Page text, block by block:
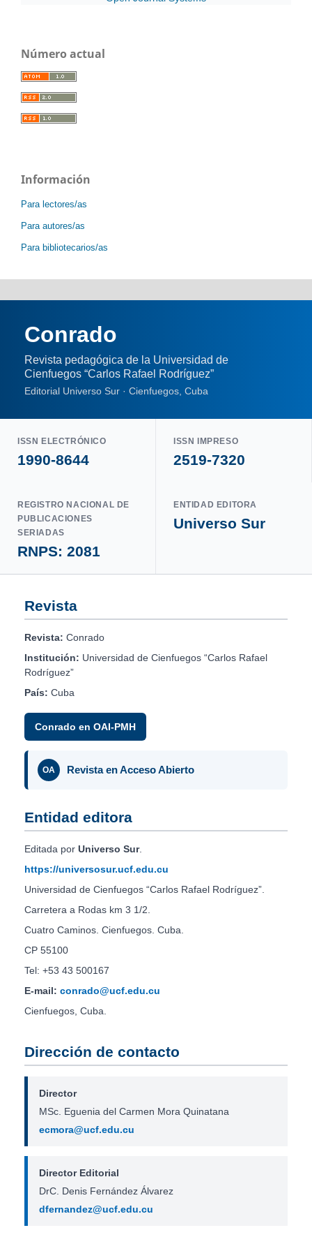
Número actual
Información
Para lectores/as
Para autores/as
Para bibliotecarios/as
Conrado
Revista pedagógica de la Universidad de
Cienfuegos “Carlos Rafael Rodríguez”
Editorial Universo Sur · Cienfuegos, Cuba
ISSN ELECTRÓNICO
1990-8644
ISSN IMPRESO
2519-7320
REGISTRO NACIONAL DE
PUBLICACIONES
SERIADAS
RNPS: 2081
ENTIDAD EDITORA
Universo Sur
Revista
Revista: Conrado
Institución: Universidad de Cienfuegos “Carlos Rafael
Rodríguez”
País: Cuba
Conrado en OAI-PMH
OA Revista en Acceso Abierto
Entidad editora
Editada por Universo Sur.
https://universosur.ucf.edu.cu
Universidad de Cienfuegos “Carlos Rafael Rodríguez”.
Carretera a Rodas km 3 1/2.
Cuatro Caminos. Cienfuegos. Cuba.
CP 55100
Tel: +53 43 500167
E-mail: conrado@ucf.edu.cu
Cienfuegos, Cuba.
Dirección de contacto
Director
MSc. Eguenia del Carmen Mora Quinatana
ecmora@ucf.edu.cu
Director Editorial
DrC. Denis Fernández Álvarez
dfernandez@ucf.edu.cu